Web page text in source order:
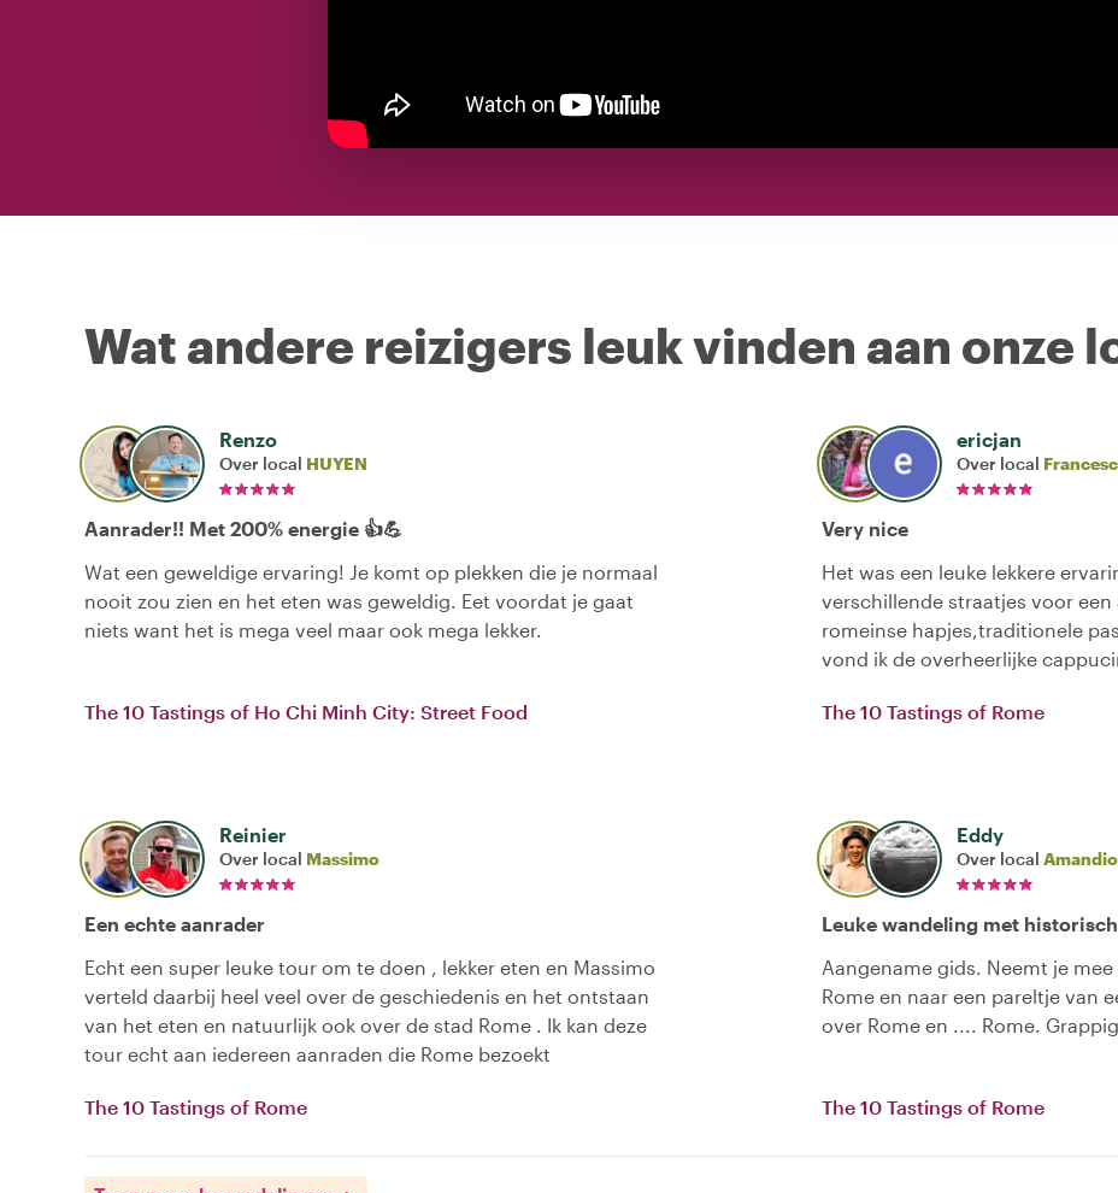
Wat andere reizigers leuk vinden aan onze
Renzo
Over local HUYEN
Aanrader!! Met 200% energie 👍💪
Wat een geweldige ervaring! Je komt op plekken die je normaal
nooit zou zien en het eten was geweldig. Eet voordat je gaat
niets want het is mega veel maar ook mega lekker.
The 10 Tastings of Ho Chi Minh City: Street Food
ericjan
Over local
Very nice
Het was een leuke lekkere
verschillende straatjes voor
romeinse hapjes,traditionele
vond ik de overheerlijke
The 10 Tastings of Rome
Reinier
Over local Massimo
Een echte aanrader
Echt een super leuke tour om te doen , lekker eten en Massimo
verteld daarbij heel veel over de geschiedenis en het ontstaan
van het eten en natuurlijk ook over de stad Rome . Ik kan deze
tour echt aan iedereen aanraden die Rome bezoekt
The 10 Tastings of Rome
Eddy
Over local Amandio
Leuke wandeling met
Aangename gids. Neemt je
Rome en naar een pareltje van
over Rome en .... Rome.
The 10 Tastings of Rome